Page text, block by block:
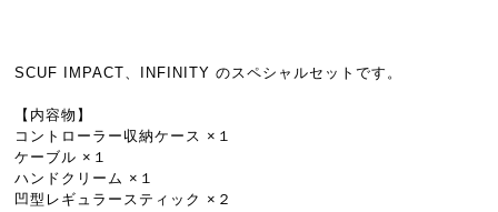
SCUF IMPACT、INFINITY のスペシャルセットです。
【内容物】
コントローラー収納ケース ×１
ケーブル ×１
ハンドクリーム ×１
凹型レギュラースティック ×２